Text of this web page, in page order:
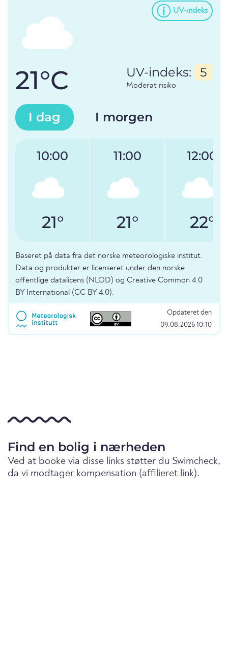
UV-indeks
21°C UV-indeks: 5
Moderat risiko
I dag I morgen
10:00
21°
11:00
21°
12:00
22°
Baseret på data fra det norske meteorologiske institut.
Data og produkter er licenseret under den norske
offentlige datalicens (NLOD) og Creative Common 4.0
BY International (CC BY 4.0).
Opdateret den
09.08.2026 10:10
Find en bolig i nærheden
Ved at booke via disse links støtter du Swimcheck,
da vi modtager kompensation (affilieret link).